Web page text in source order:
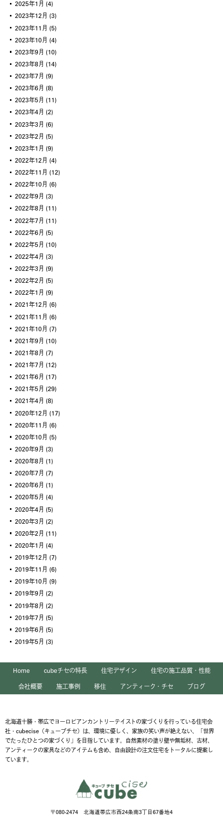
2025年1月 (4)
2023年12月 (3)
2023年11月 (5)
2023年10月 (4)
2023年9月 (10)
2023年8月 (14)
2023年7月 (9)
2023年6月 (8)
2023年5月 (11)
2023年4月 (2)
2023年3月 (6)
2023年2月 (5)
2023年1月 (9)
2022年12月 (4)
2022年11月 (12)
2022年10月 (6)
2022年9月 (3)
2022年8月 (11)
2022年7月 (11)
2022年6月 (5)
2022年5月 (10)
2022年4月 (3)
2022年3月 (9)
2022年2月 (5)
2022年1月 (9)
2021年12月 (6)
2021年11月 (6)
2021年10月 (7)
2021年9月 (10)
2021年8月 (7)
2021年7月 (12)
2021年6月 (17)
2021年5月 (29)
2021年4月 (8)
2020年12月 (17)
2020年11月 (6)
2020年10月 (5)
2020年9月 (3)
2020年8月 (1)
2020年7月 (7)
2020年6月 (1)
2020年5月 (4)
2020年4月 (5)
2020年3月 (2)
2020年2月 (11)
2020年1月 (4)
2019年12月 (7)
2019年11月 (6)
2019年10月 (9)
2019年9月 (2)
2019年8月 (2)
2019年7月 (5)
2019年6月 (5)
2019年5月 (3)
Home cubeチセの特長 住宅デザイン
住宅の施工品質・性能
会社概要
施工事例 移住 アンティーク・チセ ブログ
北海道十勝・帯広でヨーロピアンカントリーテイストの家づくりを行っている住宅会
社・cubecise（キューブチセ）は、環境に優しく、家族の笑い声が絶えない、「世界
でたったひとつの家づくり」を目指しています。自然素材の塗り壁や無垢材、古材、
アンティークの家具などのアイテムも含め、自由設計の注文住宅をトータルに提案し
ています。
〒080-2474 北海道帯広市西24条南3丁目67番地4